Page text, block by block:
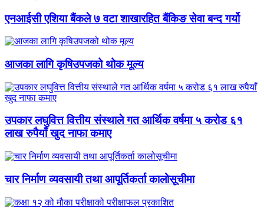
एनआईसी एशिया बैंकले ७ वटा शाखारहित बैंकिङ सेवा बन्द गर्यो
आजका लागि कृषिउपजको थोक मूल्य
उपकार लघुवित्त वित्तीय संस्थाले गत आर्थिक वर्षमा ५ करोड ६१
लाख रुपैयाँ खुद नाफा कमाए
चार निर्माण व्यवसायी तथा आपूर्तिकर्ता कालोसूचीमा